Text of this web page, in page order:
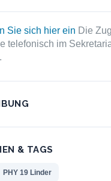
Sie sich hier ein Die
telefonisch im
& TAGS
PHY 19 Linder